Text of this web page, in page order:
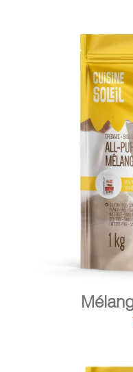
AJOUTER AU